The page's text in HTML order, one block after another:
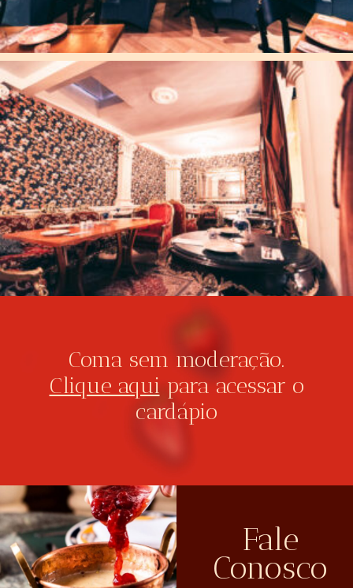
Coma sem moderação.
Clique aqui para acessar o
cardápio
Fale
Conosco